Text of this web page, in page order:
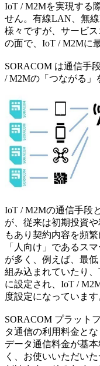
IoT / M2Mを実現する
せん。有線LAN、無
様々ですが、サービ
の面で、IoT / M2Mに
SORACOM は通信手
/ M2Mの「つながる」
IoT / M2Mの通信手段
が、従来は初期投資
もあり契約内容を頻
「人向け」であるス
が多く、例えば、最
組み込まれていたり
に設定され、IoT /
度設定になっています
SORACOM プラット
タ通信の利用料金とな
データ通信料金が基
く、お使いいただい